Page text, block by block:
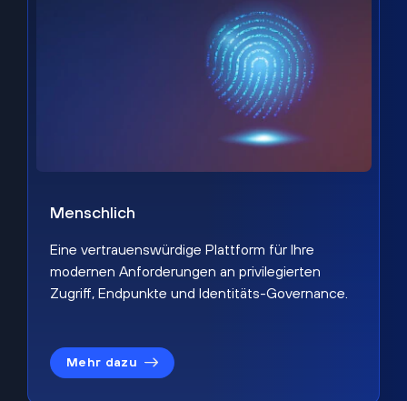
Menschlich
Eine vertrauenswürdige Plattform für Ihre
modernen Anforderungen an privilegierten
Zugriff, Endpunkte und Identitäts-Governance.
Mehr dazu